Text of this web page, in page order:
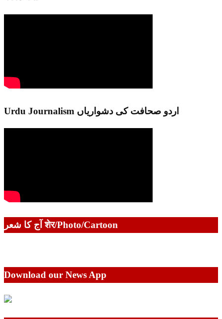
Urdu Journalism اردو صحافت کی دشواریاں
آج کا شعر शेर/Photo/Cartoon
Download our News App